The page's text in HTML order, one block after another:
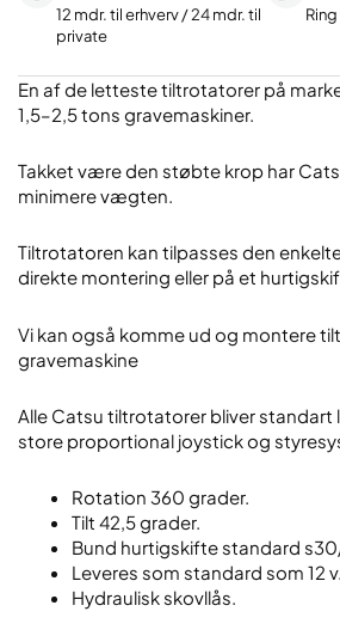
12 mdr. til erhverv / 24 mdr. til
private
En af de letteste tiltrotatorer på
1,5–2,5 tons gravemaskiner.
Takket være den støbte krop har
minimerevægten.
Tiltrotatoren kan tilpasses den
direkte montering eller på et
Vi kan også komme ud og montere
gravemaskine
Alle Catsu tiltrotatorer bliver standart
store proportional joystick og
Rotation 360 grader.
Tilt 42,5 grader.
Bund hurtigskifte standard
Leveres som standard som 12 v.
Hydraulisk skovllås.